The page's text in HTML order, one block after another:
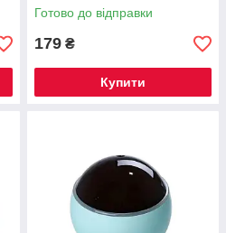
Готово до відправки
179 ₴
Купити